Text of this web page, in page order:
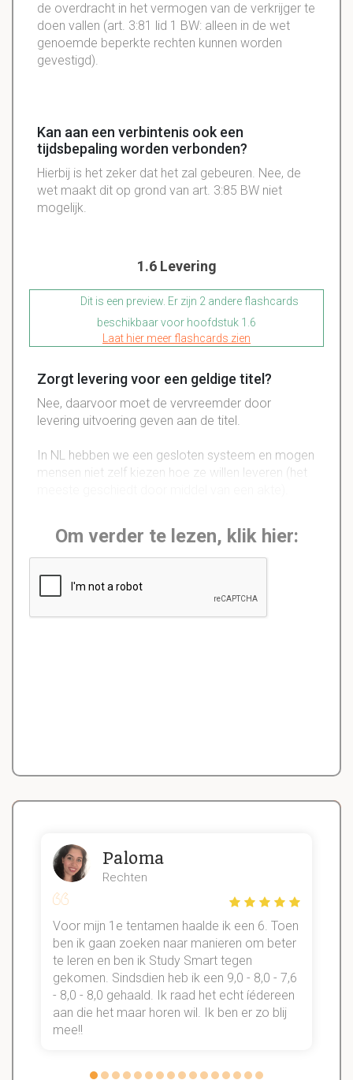
de overdracht in het vermogen van de verkrijger te
doen vallen (art. 3:81 lid 1 BW: alleen in de wet
genoemde beperkte rechten kunnen worden
gevestigd).
Kan aan een verbintenis ook een
tijdsbepaling worden verbonden?
Hierbij is het zeker dat het zal gebeuren. Nee, de
wet maakt dit op grond van art. 3:85 BW niet
mogelijk.
1.6 Levering
Dit is een preview. Er zijn 2 andere flashcards
beschikbaar voor hoofdstuk 1.6
Laat hier meer flashcards zien
Zorgt levering voor een geldige titel?
Nee, daarvoor moet de vervreemder door
levering uitvoering geven aan de titel.
In NL hebben we een gesloten systeem en mogen
mensen niet zelf kiezen hoe ze willen leveren (het
Om verder te lezen, klik hier:
Paloma
Rechten
Voor mijn 1e tentamen haalde ik een 6. Toen
ben ik gaan zoeken naar manieren om beter
te leren en ben ik Study Smart tegen
gekomen. Sindsdien heb ik een 9,0 - 8,0 - 7,6
- 8,0 - 8,0 gehaald. Ik raad het echt íédereen
aan die het maar horen wil. Ik ben er zo blij
mee!!